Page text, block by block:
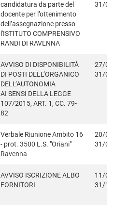
candidatura da parte del
docente per l’ottenimento
dell’assegnazione presso
l'ISTITUTO COMPRENSIVO
RANDI DI RAVENNA
31/
AVVISO DI DISPONIBILITÀ
DI POSTI DELL’ORGANICO
DELL’AUTONOMIA
AI SENSI DELLA LEGGE
107/2015, ART. 1, CC. 79-
82
27/
31/
Verbale Riunione Ambito 16
- prot. 3500 L.S. "Oriani"
Ravenna
20/
31/
AVVISO ISCRIZIONE ALBO
FORNITORI
11/
31/